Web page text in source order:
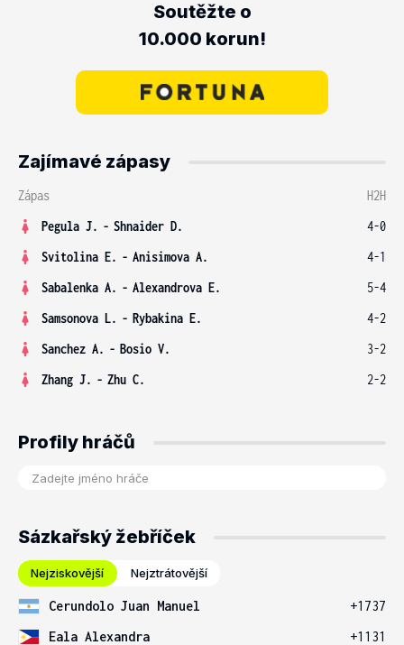
Soutěžte o
10.000 korun!
Zajímavé zápasy
Zápas
H2H
Pegula J. - Shnaider D.
4-0
Svitolina E. - Anisimova A.
4-1
Sabalenka A. - Alexandrova E.
5-4
Samsonova L. - Rybakina E.
4-2
Sanchez A. - Bosio V.
3-2
Zhang J. - Zhu C. 2-2
Profily hráčů
Sázkařský žebříček
Nejziskovější Nejztrátovější
Cerundolo Juan Manuel
+1737
Eala Alexandra
+1131